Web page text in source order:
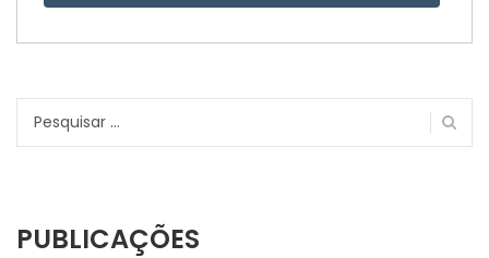
Pesquisar
PUBLICAÇÕES